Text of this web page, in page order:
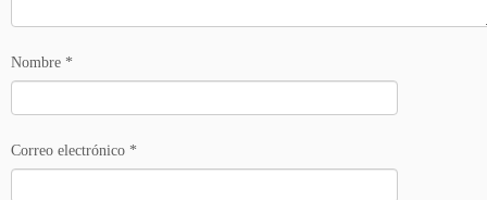
Nombre *
Correo electrónico *